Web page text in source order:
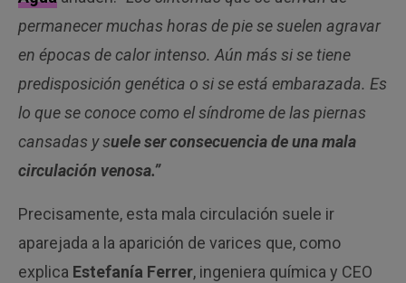
permanecer muchas horas de pie se suelen agravar
en épocas de calor intenso. Aún más si se tiene
predisposición genética o si se está embarazada. Es
lo que se conoce como el síndrome de las piernas
cansadas y suele ser consecuencia de una mala
circulación venosa.”
Precisamente, esta mala circulación suele ir
aparejada a la aparición de varices que, como
explica Estefanía Ferrer, ingeniera química y CEO